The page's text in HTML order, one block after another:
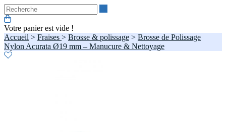
Votre panier est vide !
Accueil > Fraises > Brosse & polissage > Brosse de Polissage
Nylon Acurata Ø19 mm – Manucure & Nettoyage